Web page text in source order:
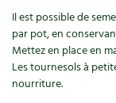
Dossier4 saisons
Actualités
Il est possible de
par pot, en
Mettez en place en
Les tournesols à
nourriture.